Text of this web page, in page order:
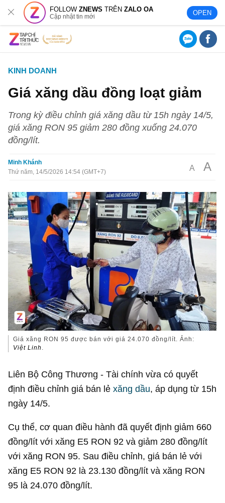
FOLLOWZNEWS TRÊNZALO OA
Cập nhật tin mới OPEN
KINH DOANH
Giá xăng dầu đồng loạt giảm
Trong kỳ điều chỉnh giá xăng dầu từ 15h ngày 14/5,
giá xăng RON 95 giảm 280 đồng xuống 24.070
đồng/lít.
Minh Khánh
Thứ năm, 14/5/2026 14:54 (GMT+7)
A A
Giá xăng RON 95 được bán với giá 24.070 đồng/lít. Ảnh:
Việt Linh .
Liên Bộ Công Thương - Tài chính vừa có quyết
định điều chỉnh giá bán lẻxăng dầu, áp dụng từ 15h
ngày 14/5.
Cụ thể, cơ quan điều hành đã quyết định giảm 660
đồng/lít với xăng E5 RON 92 và giảm 280 đồng/lít
với xăng RON 95. Sau điều chỉnh, giá bán lẻ với
xăng E5 RON 92 là 23.130 đồng/lít và xăng RON
95 là 24.070 đồng/lít.